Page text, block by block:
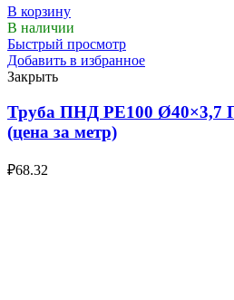
В корзину
В наличии
Быстрый просмотр
Добавить в избранное
Закрыть
Труба ПНД РЕ100 Ø40×3,7
(цена за метр)
₽68.32